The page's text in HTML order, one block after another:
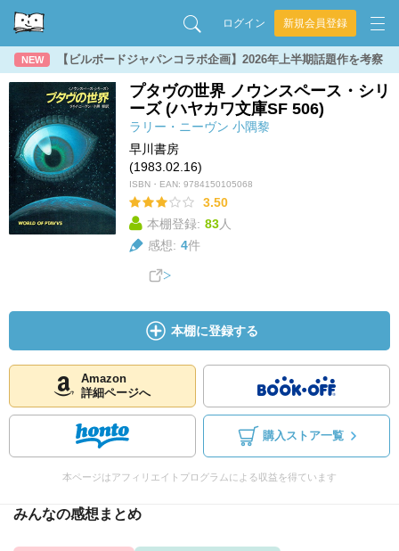
ログイン 新規会員登録
NEW 【ビルボードジャパンコラボ企画】2026年上半期話題作を考察
プタヴの世界 ノウンスペース・シリ
ーズ (ハヤカワ文庫SF 506)
ラリー・ニーヴン 小隅黎
早川書房
(1983.02.16)
ISBN・EAN: 9784150105068
3.50
本棚登録: 83人
感想: 4件
本棚に登録する
Amazon
詳細ページへ
購入ストア一覧
本ページはアフィリエイトプログラムによる収益を得ています
みんなの感想まとめ